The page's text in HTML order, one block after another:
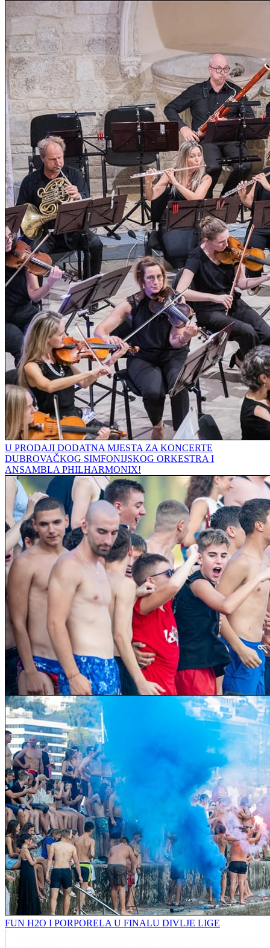
U PRODAJI DODATNA MJESTA ZA KONCERTE
DUBROVAČKOG SIMFONIJSKOG ORKESTRA I
ANSAMBLA PHILHARMONIX!
FUN H2O I PORPORELA U FINALU DIVLJE LIGE